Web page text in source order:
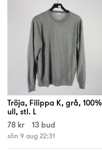
Tröja, Filippa K, grå, 100%
ull, stl. L
78 kr
13 bud
sön 9 aug 22:31